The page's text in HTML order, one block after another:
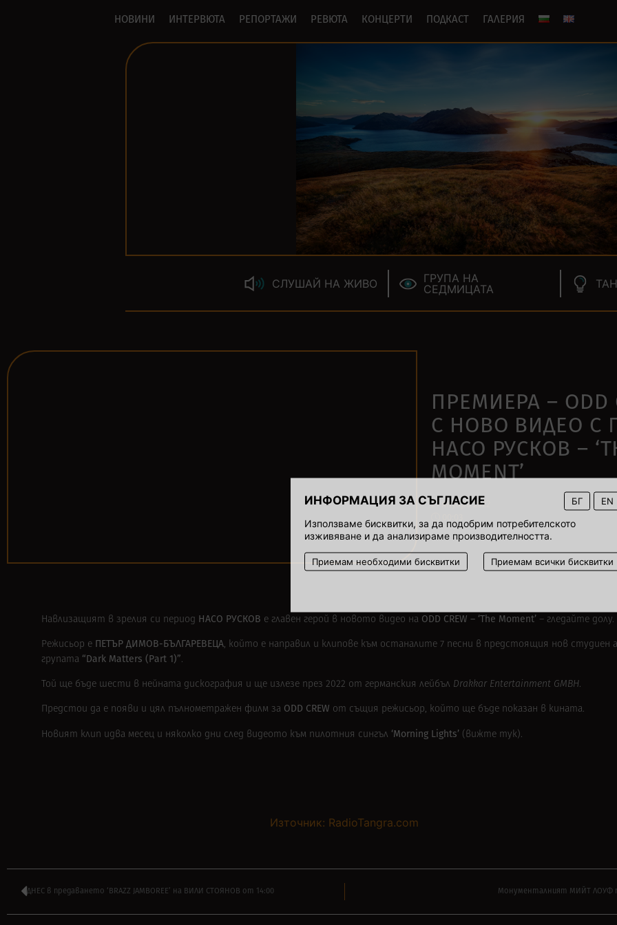
ИНФОРМАЦИЯ ЗА СЪГЛАСИЕ БГ EN
Използваме бисквитки, за да подобрим потребителското
изживяване и да анализираме производителността.
Приемам необходими бисквитки Приемам всички бисквитки
НОВИНИ ИНТЕРВЮТА РЕПОРТАЖИ РЕВЮТА КОНЦЕРТИ ПОДКАСТ ГАЛЕРИЯ
СЛУШАЙ НА ЖИВО
ГРУПА НА
СЕДМИЦАТА
ПРЕМИЕРА – ODD
С НОВО ВИДЕО С
НАСО РУСКОВ –
MOMENT’
21 януари 2022
Навлизащият в зрелия си период НАСО РУСКОВ е главен герой в новото видео на ODD CREW – ‘The Moment’ – гледайте долу.
Режисьор е ПЕТЪР ДИМОВ-БЪЛГАРЕВЕЦА, който е направил и клипове към останалите 7 песни в предстоящия нов студиен
групата “Dark Matters (Part 1)”.
Той ще бъде шести в нейната дискография и ще излезе през 2022 от германския лейбъл Drakkar Entertainment GMBH.
Предстои да е появи и цял пълнометражен филм за ODD CREW от същия режисьор, който ще бъде показан в кината.
Новият клип идва месец и няколко дни след видеото към пилотния сингъл ‘Morning Lights’ ( вижте тук).
Източник: RadioTangra.com
ДНЕС в предаването ‘BRAZZ JAMBOREE’ на ВИЛИ СТОЯНОВ от 14:00 Монументалният МИЙТ ЛОУФ